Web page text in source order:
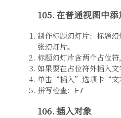
105. 在普通视图中
制作标题幻灯片：标题
张幻灯片。
标题幻灯片含两个占位
如果要在占位符外插入文
单击“插入”选项卡“文
拼写检查：
F7
106. 插入对象